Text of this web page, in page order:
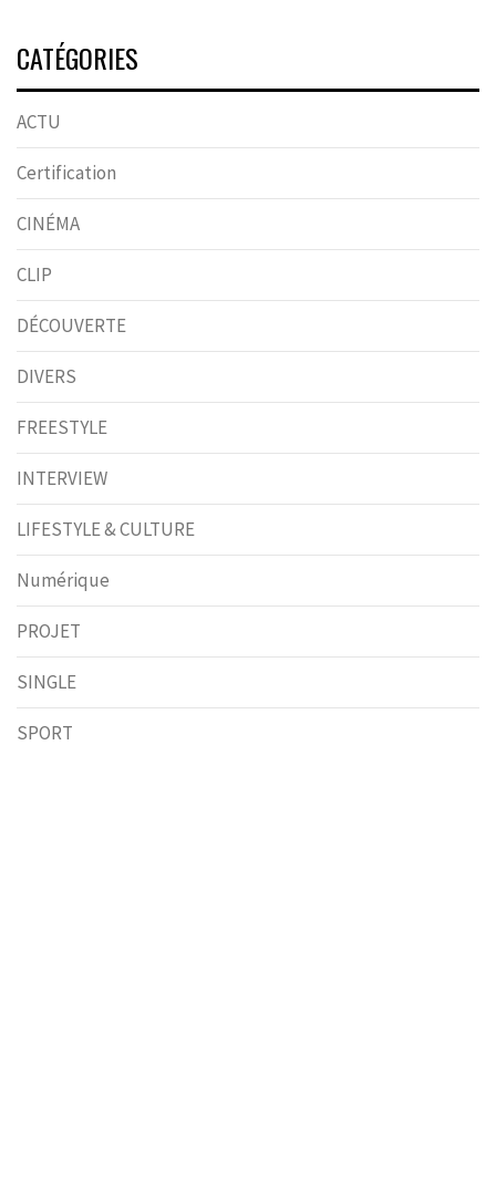
CATÉGORIES
ACTU
Certification
CINÉMA
CLIP
DÉCOUVERTE
DIVERS
FREESTYLE
INTERVIEW
LIFESTYLE & CULTURE
Numérique
PROJET
SINGLE
SPORT